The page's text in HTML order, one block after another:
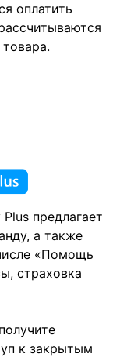
оплатить
предлагает
а также
«Помощь
страховка
к закрытым